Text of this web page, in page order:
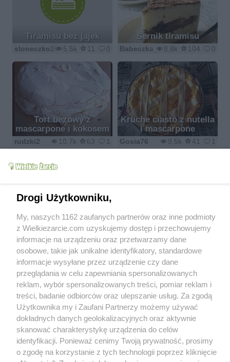
Tiramisu bez jajek
5.5k 11 0
sloneczko20029
Sernik tiramisu
8.8k 104 0
Babeczka_piecze
Tort bezowy z
mascarpone i kokosem
10.7k 63 1
rudzki2
Kruche ciasto z nutella
i mascarpone
9.5k 41 1
Gosia76
Muffinki pina colada z
kremem mascarpone
45
mus lodowy z
mascarpone na szybko
64
carolotta
Kruche ciasto z
mascarpone, ricotta i
migdalami
8.4k 30 12
Gosia76
Muffinki marchewkowe
Marzenki
4.9k
marzenka14
1 2 3 4 5 >
Drogi Użytkowniku,
My, naszych 1162 zaufanych partnerów oraz inne podmioty
z Wielkiezarcie.com uzyskujemy dostęp i przechowujemy
informacje na urządzeniu oraz przetwarzamy dane
osobowe, takie jak unikalne identyfikatory, standardowe
informacje wysyłane przez urządzenie czy dane
przeglądania w celu zapewniania spersonalizowanych
reklam, wybór spersonalizowanych treści, pomiar reklam i
treści, badanie odbiorców oraz ulepszanie usług. Za zgodą
Użytkownika my i Zaufani Partnerzy możemy używać
dokładnych danych geolokalizacyjnych oraz aktywnie
skanować charakterystykę urządzenia do celów
identyfikacji. Ponieważ cenimy Twoją prywatność, prosimy
o zgodę na korzystanie z tych technologii poprzez kliknięcie